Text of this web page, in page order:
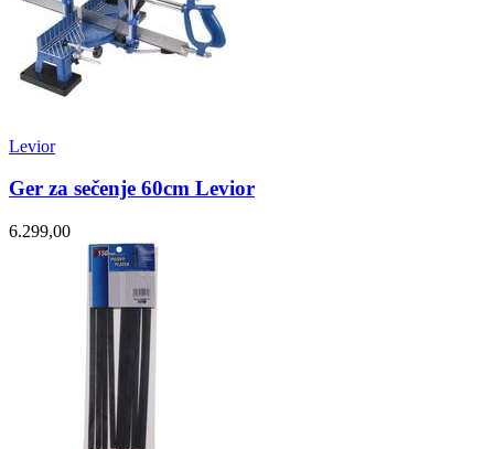
Levior
Ger za sečenje 60cm Levior
6.299,00